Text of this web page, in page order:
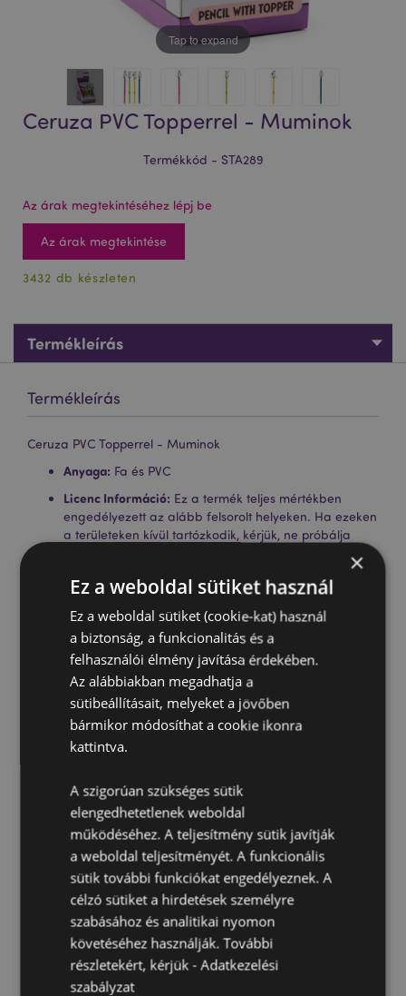
Tap to expand
Ceruza PVC Topperrel - Muminok
Termékkód - STA289
Az árak megtekintéséhez lépj be
Az árak megtekintése
3432 db készleten
Termékleírás
Termékleírás
Ceruza PVC Topperrel - Muminok
Anyaga: Fa és PVC
Licenc Információ: Ez a termék teljes mértékben
engedélyezett az alább felsorolt ​​helyeken. Ha ezeken
a területeken kívül tartózkodik, kérjük, ne próbálja
információra van szüksége, kérjük, vegye fel a
kapcsolatot ügyfélszolgálatunkkal.
Engedélyezési területek:Åland-szigetek, Albánia,
Ausztria, Azori-szigetek (Portugália), Bahrein, Baleár-
szigetek (Spanyolország), Belgium, Bermuda,
Bosznia-Hercegovina, Bulgária, Kanada, Kanári-
szigetek (Spanyolország), Ceuta és Melilla, Korzika
(Franciaország), Horvátország, Ciprus, Csehország,
Dánia, Észtország, Finnország (fősziget),
Franciaország (főterület), Francia Guyana,
Guernsey (Csatorna-szigetek), Vatikánváros
(Szentszék), Hongkong, Magyarország, Izland,
Írország, Man-sziget (Egyesült Királyság),
Olaszország (főterület), Jersey (Csatorna-szigetek),
Jordánia, Koszovó, Kuvait, Lettország, Liechtenstein,
Litvánia, Luxemburg, Észak-Macedónia, Madeira
(Portugália), Málta, Martinique, Mayotte, Moldova,
Monaco, Montenegró, Hollandia, Norvégia, Palesztina,
Lengyelország, Portugália (főterület), Katar, Réunion,
Románia, Saint-Martin (francia rész), San Marino,
Szerbia, Szicília (Olaszország), Szingapúr, Szlovákia,
Szlovénia, Spanyolország (főterület), Svédország,
×
Ez a weboldal sütiket használ
Ez a weboldal sütiket (cookie-kat) használ
a biztonság, a funkcionalitás és a
felhasználói élmény javítása érdekében.
Az alábbiakban megadhatja a
sütibeállításait, melyeket a jövőben
bármikor módosíthat a cookie ikonra
kattintva.
A szigorúan szükséges sütik
elengedhetetlenek weboldal
működéséhez. A teljesítmény sütik javítják
a weboldal teljesítményét. A funkcionális
sütik további funkciókat engedélyeznek. A
célzó sütiket a hirdetések személyre
szabásához és analitikai nyomon
követéséhez használják. További
részletekért, kérjük -Adatkezelési
szabályzat